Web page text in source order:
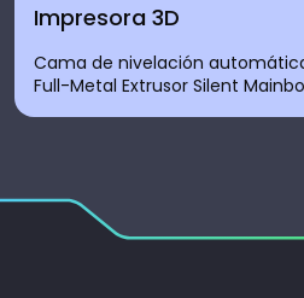
Impresora 3D
Cama de nivelación
Full-Metal Extrusor Silent